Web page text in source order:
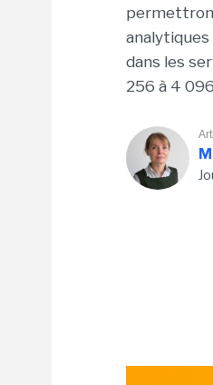
analytiques
dans les
256 à 4